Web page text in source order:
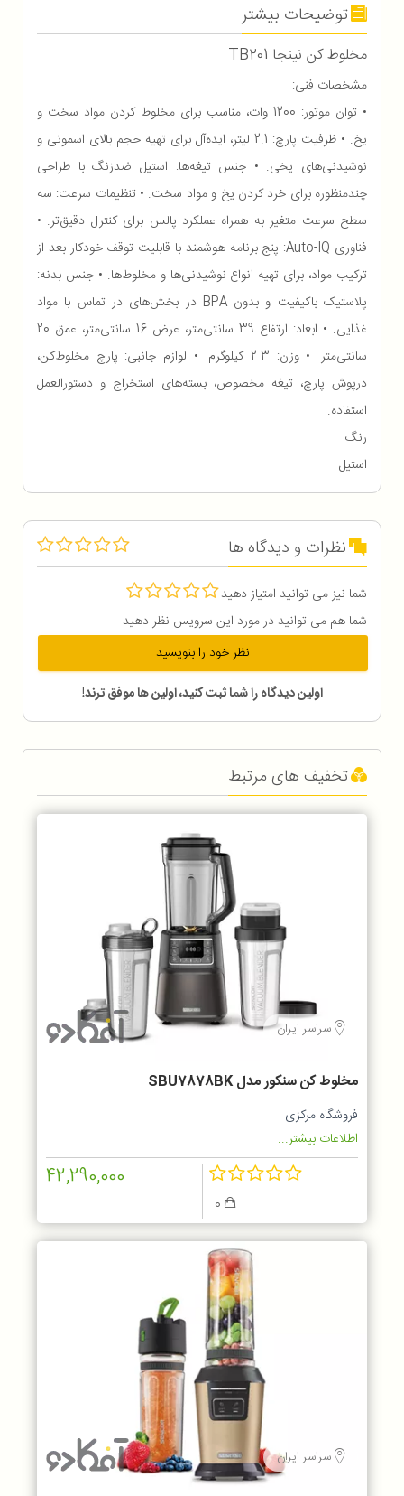
توضیحات بیشتر
مخلوط کن نینجا TB201
مشخصات فنی:
• توان موتور: 1200 وات، مناسب برای مخلوط کردن مواد سخت و
یخ. • ظرفیت پارچ: 2.1 لیتر، ایده‌آل برای تهیه حجم بالای اسموتی و
نوشیدنی‌های یخی. • جنس تیغه‌ها: استیل ضدزنگ با طراحی
چندمنظوره برای خرد کردن یخ و مواد سخت. • تنظیمات سرعت: سه
سطح سرعت متغیر به همراه عملکرد پالس برای کنترل دقیق‌تر. •
فناوری Auto-IQ: پنج برنامه هوشمند با قابلیت توقف خودکار بعد از
ترکیب مواد، برای تهیه انواع نوشیدنی‌ها و مخلوط‌ها. • جنس بدنه:
پلاستیک باکیفیت و بدون BPA در بخش‌های در تماس با مواد
غذایی. • ابعاد: ارتفاع 39 سانتی‌متر، عرض 16 سانتی‌متر، عمق 20
سانتی‌متر. • وزن: 2.3 کیلوگرم. • لوازم جانبی: پارچ مخلوط‌کن،
درپوش پارچ، تیغه مخصوص، بسته‌های استخراج و دستورالعمل
استفاده.
رنگ
استیل
نظرات و دیدگاه ها
شما نیز می توانید امتیاز دهید
شما هم می توانید در مورد این سرویس نظر دهید
نظر خود را بنویسید
اولین دیدگاه را شما ثبت کنید، اولین ها موفق ترند!
تخفیف های مرتبط
سراسر ایران
مخلوط‌ کن سنکور مدل SBU7878BK
فروشگاه مرکزی
اطلاعات بیشتر...
42,290,000
سراسر ایران